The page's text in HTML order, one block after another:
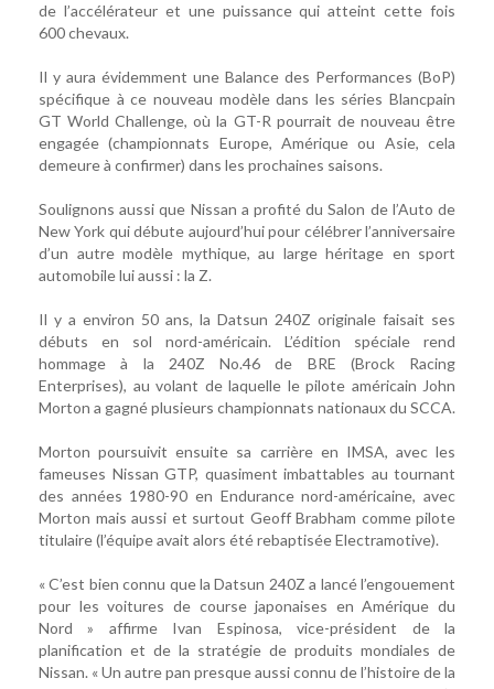
de l’accélérateur et une puissance qui atteint cette fois
600 chevaux.
Il y aura évidemment une Balance des Performances (BoP)
spécifique à ce nouveau modèle dans les séries Blancpain
GT World Challenge, où la GT-R pourrait de nouveau être
engagée (championnats Europe, Amérique ou Asie, cela
demeure à confirmer) dans les prochaines saisons.
Soulignons aussi que Nissan a profité du Salon de l’Auto de
New York qui débute aujourd’hui pour célébrer l’anniversaire
d’un autre modèle mythique, au large héritage en sport
automobile lui aussi : la Z.
Il y a environ 50 ans, la Datsun 240Z originale faisait ses
débuts en sol nord-américain. L’édition spéciale rend
hommage à la 240Z No.46 de BRE (Brock Racing
Enterprises), au volant de laquelle le pilote américain John
Morton a gagné plusieurs championnats nationaux du SCCA.
Morton poursuivit ensuite sa carrière en IMSA, avec les
fameuses Nissan GTP, quasiment imbattables au tournant
des années 1980-90 en Endurance nord-américaine, avec
Morton mais aussi et surtout Geoff Brabham comme pilote
titulaire (l’équipe avait alors été rebaptisée Electramotive).
« C’est bien connu que la Datsun 240Z a lancé l’engouement
pour les voitures de course japonaises en Amérique du
Nord » affirme Ivan Espinosa, vice-président de la
planification et de la stratégie de produits mondiales de
Nissan. « Un autre pan presque aussi connu de l’histoire de la